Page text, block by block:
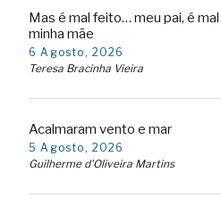
Mas é mal feito… meu pai, é
minha mãe
6 Agosto, 2026
Teresa Bracinha Vieira
Acalmaram vento e mar
5 Agosto, 2026
Guilherme d'Oliveira Martins